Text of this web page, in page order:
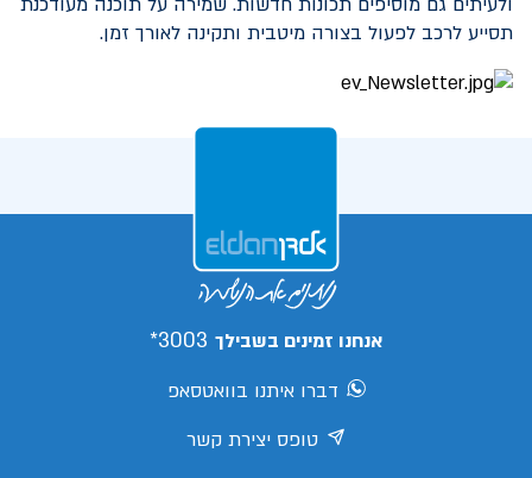
תסייע לרכב לפעול בצורה מיטבית ותקינה לאורך זמן.
אנחנו זמינים בשבילך 3003*
דברו איתנו בוואטסאפ
טופס יצירת קשר